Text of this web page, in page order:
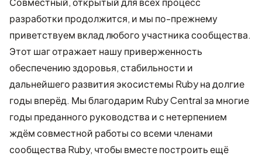
разработки продолжится, и мы по-прежнему
приветствуем вклад любого участника сообщества.
Этот шаг отражает нашу приверженность
обеспечению здоровья, стабильности и
дальнейшего развития экосистемы Ruby на долгие
годы вперёд. Мы благодарим Ruby Central за многие
годы преданного руководства и с нетерпением
ждём совместной работы со всеми членами
сообщества Ruby, чтобы вместе построить ещё